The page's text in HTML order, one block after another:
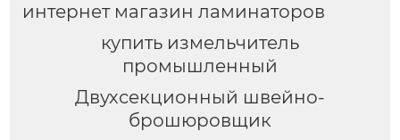
интернет магазин ламинаторов
купить измельчитель
промышленный
Двухсекционный швейно-
брошюровщик